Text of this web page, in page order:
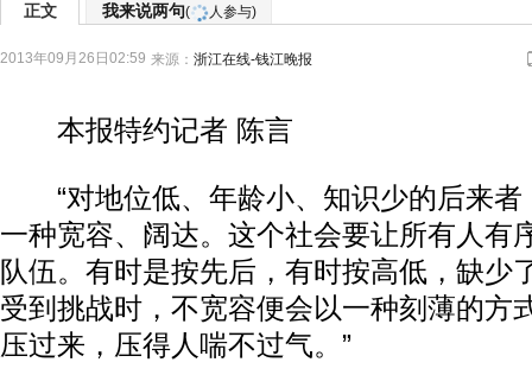
正文 我来说两句( 人参与)
2013年09月26日02:59 来源： 浙江在线-钱江晚报
本报特约记者 陈言
“对地位低、年龄小、知识少的后来者
一种宽容、阔达。这个社会要让所有人有
队伍。有时是按先后，有时按高低，缺少
受到挑战时，不宽容便会以一种刻薄的方
压过来，压得人喘不过气。”